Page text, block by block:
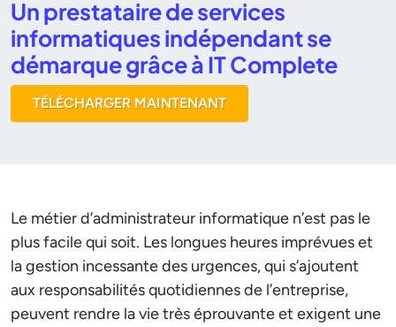
Un prestataire de services
informatiques indépendant se
démarque grâce à IT Complete
TÉLÉCHARGER MAINTENANT
Le métier d’administrateur informatique n’est pas le
plus facile qui soit. Les longues heures imprévues et
la gestion incessante des urgences, qui s’ajoutent
aux responsabilités quotidiennes de l’entreprise,
peuvent rendre la vie très éprouvante et exigent une